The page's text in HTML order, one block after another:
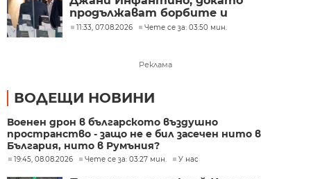
продължават борбите и
разногласията във ФИФА
11:33, 07.08.2026 Чете се за: 03:50 мин.
Реклама
ВОДЕЩИ НОВИНИ
Военен дрон в българското въздушно
пространство - защо не е бил засечен нито в
България, нито в Румъния?
19:45, 08.08.2026 Чете се за: 03:27 мин. У нас